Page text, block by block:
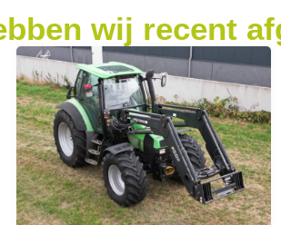
wij recent